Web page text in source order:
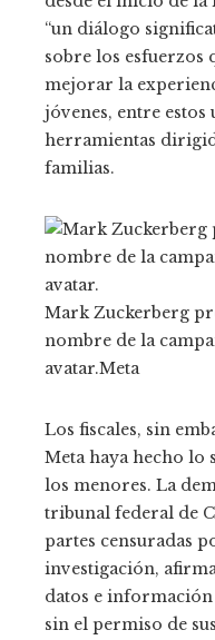
“un diálogo
sobre los esfuerzos
mejorar la
jóvenes, entre estos
herramientas
familias.
Mark Zuckerberg
nombre de la
avatar.Meta
Los fiscales, sin
Meta haya hecho lo
los menores. La
tribunal federal de
partes censuradas
investigación,
datos e información
sin el permiso de